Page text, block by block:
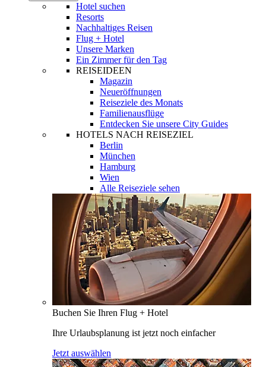
Hotel suchen
Resorts
Nachhaltiges Reisen
Flug + Hotel
Unsere Marken
Ein Zimmer für den Tag
REISEIDEEN
Magazin
Neueröffnungen
Reiseziele des Monats
Familienausflüge
Entdecken Sie unsere City Guides
HOTELS NACH REISEZIEL
Berlin
München
Hamburg
Wien
Alle Reiseziele sehen
Buchen Sie Ihren Flug + Hotel
Ihre Urlaubsplanung ist jetzt noch einfacher
Jetzt auswählen